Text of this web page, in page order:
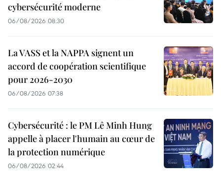
cybersécurité moderne
06/08/2026 08:30
La VASS et la NAPPA signent un
accord de coopération scientifique
pour 2026-2030
06/08/2026 07:38
Cybersécurité : le PM Lê Minh Hung
appelle à placer l'humain au cœur de
la protection numérique
06/08/2026 02:44